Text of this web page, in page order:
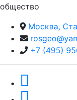
общество
Москва,
+7 (495)